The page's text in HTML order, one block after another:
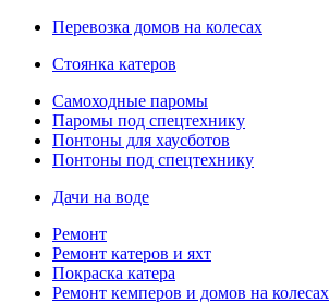
Перевозка домов на колесах
Стоянка катеров
Самоходные паромы
Паромы под спецтехнику
Понтоны для хаусботов
Понтоны под спецтехнику
Дачи на воде
Ремонт
Ремонт катеров и яхт
Покраска катера
Ремонт кемперов и домов на колесах